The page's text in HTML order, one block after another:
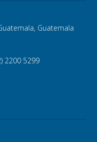
Guatemala
2200 5299